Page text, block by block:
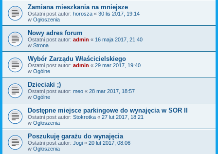
Zamiana mieszkania na mniejsze
Ostatni post autor: horosza « 30 lis 2017, 19:14
w Ogłoszenia
Nowy adres forum
Ostatni post autor: admin « 16 maja 2017, 21:40
w Strona
Wybór Zarządu Właścicielskiego
Ostatni post autor: admin « 29 mar 2017, 19:40
w Ogólne
Dzieciaki ;)
Ostatni post autor: meo « 28 mar 2017, 18:57
w Ogólne
Dostępne miejsce parkingowe do wynajęcia w SOR II
Ostatni post autor: Stokrotka « 27 lut 2017, 18:21
w Ogłoszenia
Poszukuję garażu do wynajęcia
Ostatni post autor: Jogi « 20 lut 2017, 08:06
w Ogłoszenia